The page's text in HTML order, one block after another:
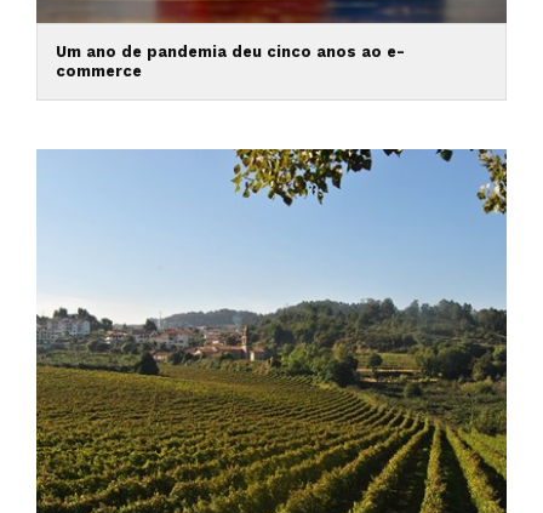
Um ano de pandemia deu cinco anos ao e-
commerce